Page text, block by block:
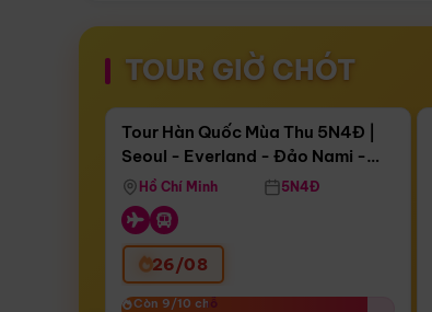
TOUR GIỜ CHÓT
Còn17 ngày 09:09:03
Bay Sun Phuquoc Airways
Điểm nổi bật
Tour Hàn Quốc Mùa Thu 5N4Đ |
Seoul - Everland - Đảo Nami -
Tháp Namsan (Bay Sun Phuquoc
Airways)
Hồ Chí Minh 5N4Đ
26/08
Còn 9/10 chỗ
Còn 9/10 chỗ